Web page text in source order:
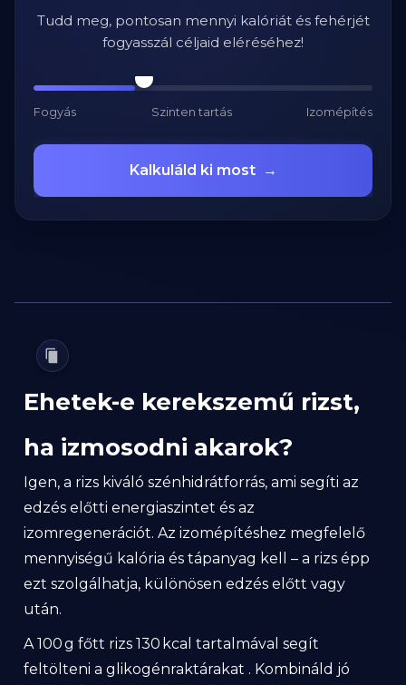
Tudd meg, pontosan mennyi kalóriát és fehérjét
fogyasszál céljaid eléréséhez!
Fogyás Szinten tartás Izomépítés
Kalkuláld ki most →
Ehetek-e kerekszemű rizst,
ha izmosodni akarok?
Igen, a rizs kiváló szénhidrátforrás, ami segíti az
edzés előtti energiaszintet és az
izomregenerációt. Az izomépítéshez megfelelő
mennyiségű kalória és tápanyag kell – a rizs épp
ezt szolgálhatja, különösen edzés előtt vagy
után.
A 100 g főtt rizs 130 kcal tartalmával segít
feltölteni a glikogénraktárakat . Kombináld jó